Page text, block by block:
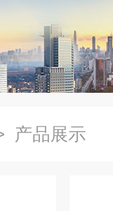
产品展示